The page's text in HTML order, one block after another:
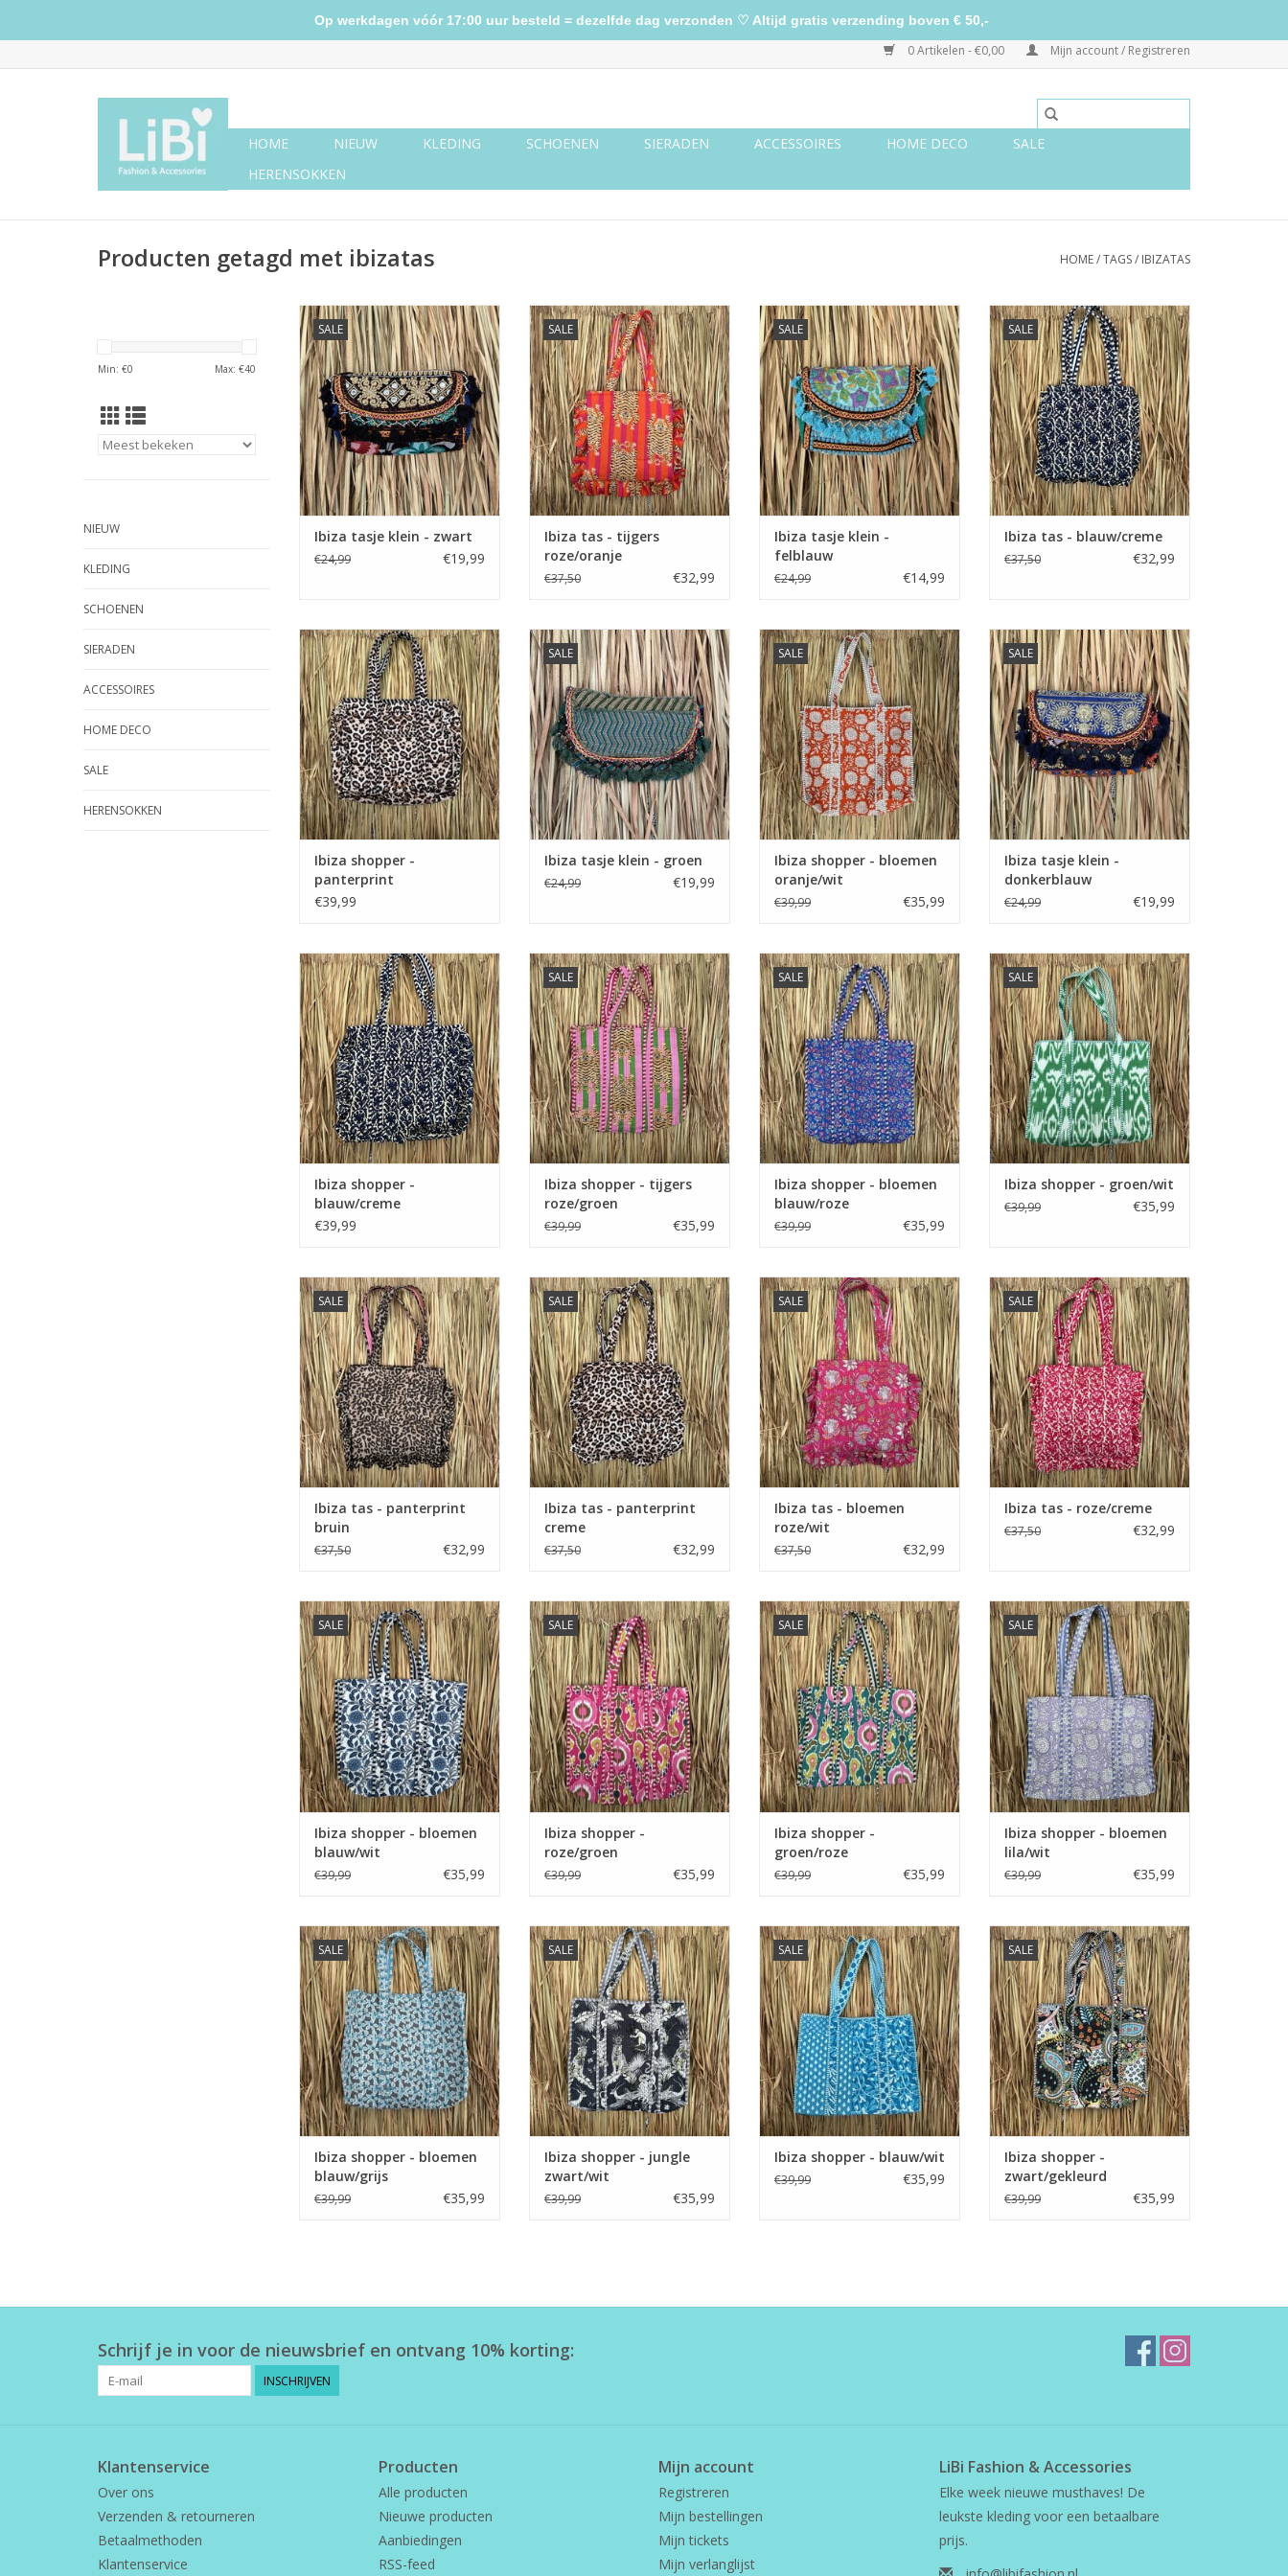
0 Artikelen - €0,00 Mijn account / Registreren
HOME NIEUW KLEDING SCHOENEN SIERADEN ACCESSOIRES HOME DECO
SALE
HERENSOKKEN
Producten getagd met ibizatas HOME/TAGS/ IBIZATAS
Min: €0 Max: €40
NIEUW
KLEDING
SCHOENEN
SIERADEN
ACCESSOIRES
HOME DECO
SALE
HERENSOKKEN
SALE
Ibiza tasje klein - zwart
Ibiza tasje klein - zwart
€24,99 €19,99
SALE
Ibiza tas - tijgers roze/oranje
Ibiza tas - tijgers
roze/oranje
€37,50 €32,99
SALE
Ibiza tasje klein - felblauw
Ibiza tasje klein -
felblauw
€24,99 €14,99
SALE
Ibiza tas - blauw/creme
TOEVOEGEN AAN WINKELWAGEN
Ibiza tas - blauw/creme
€37,50 €32,99
Ibiza shopper - panterprint
TOEVOEGEN AAN WINKELWAGEN
Ibiza shopper -
panterprint
€39,99
SALE
Ibiza tasje klein - groen
Ibiza tasje klein - groen
€24,99 €19,99
SALE
Ibiza shopper - bloemen
oranje/wit
Ibiza shopper - bloemen
oranje/wit
€39,99 €35,99
SALE
Ibiza tasje klein - donkerblauw
Ibiza tasje klein -
donkerblauw
€24,99 €19,99
Ibiza shopper - blauw/creme
Ibiza shopper -
blauw/creme
€39,99
SALE
Ibiza shopper - tijgers
roze/groen
Ibiza shopper - tijgers
roze/groen
€39,99 €35,99
SALE
Ibiza shopper - bloemen
blauw/roze
Ibiza shopper - bloemen
blauw/roze
€39,99 €35,99
SALE
Ibiza shopper - groen/wit
Ibiza shopper - groen/wit
€39,99 €35,99
SALE
Ibiza tas - panterprint bruin
Ibiza tas - panterprint
bruin
€37,50 €32,99
SALE
Ibiza tas - panterprint creme
TOEVOEGEN AAN WINKELWAGEN
Ibiza tas - panterprint
creme
€37,50 €32,99
SALE
Ibiza tas - bloemen roze/wit
Ibiza tas - bloemen
roze/wit
€37,50 €32,99
SALE
Ibiza tas - roze/creme
TOEVOEGEN AAN WINKELWAGEN
Ibiza tas - roze/creme
€37,50 €32,99
SALE
Ibiza shopper - bloemen
blauw/wit
Ibiza shopper - bloemen
blauw/wit
€39,99 €35,99
SALE
Ibiza shopper - roze/groen
Ibiza shopper -
roze/groen
€39,99 €35,99
SALE
Ibiza shopper - groen/roze
Ibiza shopper -
groen/roze
€39,99 €35,99
SALE
Ibiza shopper - bloemen lila/wit
Ibiza shopper - bloemen
lila/wit
€39,99 €35,99
SALE
Ibiza shopper - bloemen
blauw/grijs
TOEVOEGEN AAN WINKELWAGEN
Ibiza shopper - bloemen
blauw/grijs
€39,99 €35,99
SALE
Ibiza shopper - jungle zwart/wit
Ibiza shopper - jungle
zwart/wit
€39,99 €35,99
SALE
Ibiza shopper - blauw/wit
Ibiza shopper - blauw/wit
€39,99 €35,99
SALE
Ibiza shopper - zwart/gekleurd
Ibiza shopper -
zwart/gekleurd
€39,99 €35,99
Schrijf je in voor de nieuwsbrief en ontvang 10% korting:
INSCHRIJVEN
Klantenservice
Over ons
Verzenden & retourneren
Betaalmethoden
Klantenservice
Producten
Alle producten
Nieuwe producten
Aanbiedingen
RSS-feed
Mijn account
Registreren
Mijn bestellingen
Mijn tickets
Mijn verlanglijst
LiBi Fashion & Accessories
Elke week nieuwe musthaves! De
leukste kleding voor een betaalbare
prijs.
Op werkdagen vóór 17:00 uur besteld = dezelfde dag verzonden ♡ Altijd gratis verzending boven € 50,-